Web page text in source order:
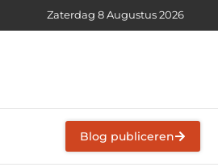
Zaterdag 8 Augustus 2026
Blog publiceren